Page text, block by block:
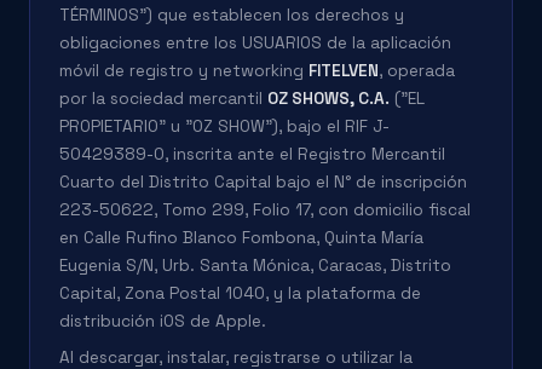
TÉRMINOS") que establecen los derechos y
obligaciones entre los USUARIOS de la aplicación
móvil de registro y networking FITELVEN, operada
por la sociedad mercantil OZ SHOWS, C.A. ("EL
PROPIETARIO" u "OZ SHOW"), bajo el RIF J-
50429389-0, inscrita ante el Registro Mercantil
Cuarto del Distrito Capital bajo el N° de inscripción
223-50622, Tomo 299, Folio 17, con domicilio fiscal
en Calle Rufino Blanco Fombona, Quinta María
Eugenia S/N, Urb. Santa Mónica, Caracas, Distrito
Capital, Zona Postal 1040, y la plataforma de
distribución iOS de Apple.
Al descargar, instalar, registrarse o utilizar la